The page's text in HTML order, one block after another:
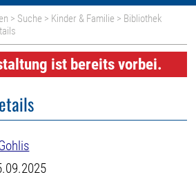
> Suche > Kinder & Familie > Bibliothek
ist bereits vorbei.